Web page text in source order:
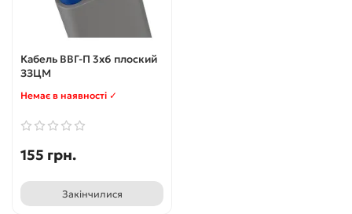
Кабель ВВГ-П 3x6 плоский
ЗЗЦМ
Немає в наявності ✓
155 грн.
Закінчилися